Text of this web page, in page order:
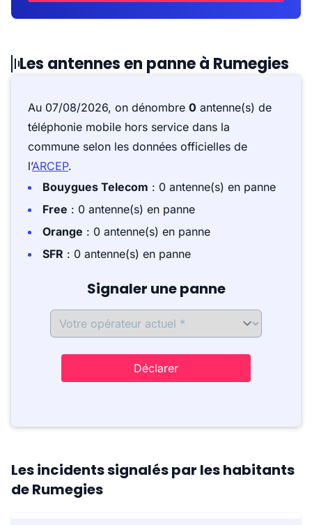
Les antennes en panne à Rumegies
Au 07/08/2026, on dénombre 0 antenne(s) de
téléphonie mobile hors service dans la
commune selon les données officielles de
l’ARCEP.
Bouygues Telecom : 0 antenne(s) en panne
Free : 0 antenne(s) en panne
Orange : 0 antenne(s) en panne
SFR : 0 antenne(s) en panne
Signaler une panne
Déclarer
Les incidents signalés par les habitants
de Rumegies